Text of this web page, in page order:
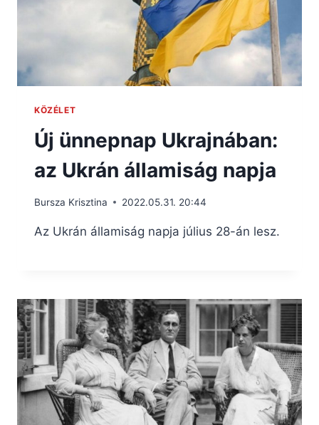
KÖZÉLET
Új ünnepnap Ukrajnában:
az Ukrán államiság napja
Bursza Krisztina 2022.05.31. 20:44
Az Ukrán államiság napja július 28-án lesz.